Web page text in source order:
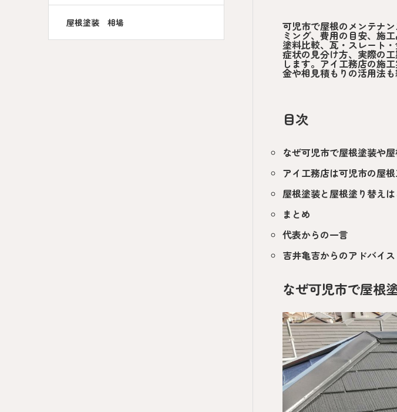
屋根塗装 相場 可児市で屋根のメンテナ
ミング、費用の目安、施
塗料比較、瓦・スレート
症状の見分け方、実際の
します。アイ工務店の施
金や相見積もりの活用法
目次
なぜ可児市で屋根塗装や
アイ工務店は可児市の屋
屋根塗装と屋根塗り替え
まとめ
代表からの一言
吉井亀吉からのアドバイス
なぜ可児市で屋根